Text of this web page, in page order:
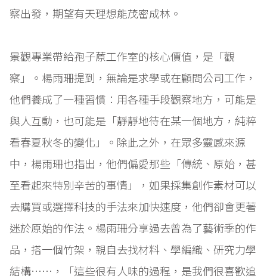
察出發，期望有天理想能茂密成林。
景觀專業帶給孢子蒝工作室的核心價值，是「觀
察」。楊雨珊提到，無論是求學或在顧問公司工作，
他們養成了一種習慣：用各種手段觀察地方，可能是
與人互動，也可能是「靜靜地待在某一個地方，純粹
看春夏秋冬的變化」。除此之外，在眾多靈感來源
中，楊雨珊也指出，他們偏愛那些「傳統、原始，甚
至看起來特別辛苦的事情」，如果採集創作素材可以
去購買或選擇科技的手法來加快速度，他們卻會更著
迷於原始的作法。楊雨珊分享過去曾為了藝術季的作
品，搭一個竹架，親自去找材料、學編織、研究力學
結構……，「這些很有人味的過程，是我們很喜歡追